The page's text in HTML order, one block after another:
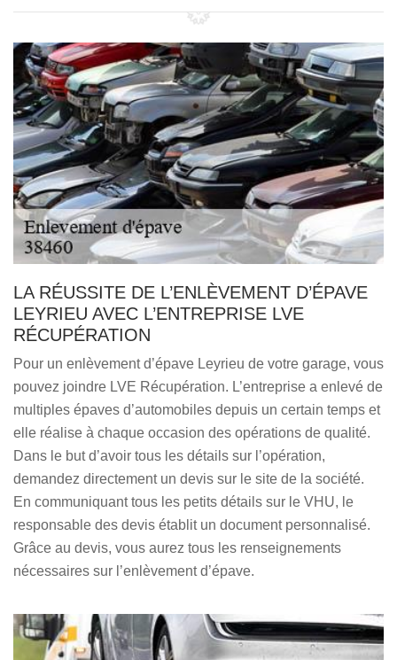
LA RÉUSSITE DE L’ENLÈVEMENT D’ÉPAVE
LEYRIEU AVEC L’ENTREPRISE LVE
RÉCUPÉRATION
Pour un enlèvement d’épave Leyrieu de votre garage, vous
pouvez joindre LVE Récupération. L’entreprise a enlevé de
multiples épaves d’automobiles depuis un certain temps et
elle réalise à chaque occasion des opérations de qualité.
Dans le but d’avoir tous les détails sur l’opération,
demandez directement un devis sur le site de la société.
En communiquant tous les petits détails sur le VHU, le
responsable des devis établit un document personnalisé.
Grâce au devis, vous aurez tous les renseignements
nécessaires sur l’enlèvement d’épave.